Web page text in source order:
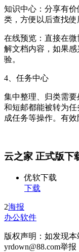
知识中心：分享有
类，方便以后查找使
在线预览：直接在
解文档内容，如果
验。
4、任务中心
集中整理、归类需
和短邮都能被转为
成任务等操作。有效
云之家 正式版下
优软下载
下载
2海报
办公软件
版权声明：如发现
yrdown@88.com举